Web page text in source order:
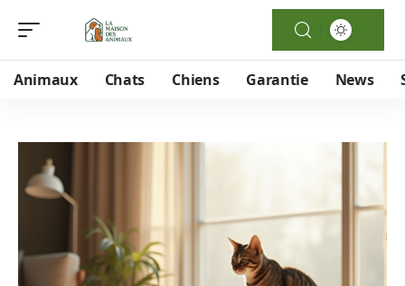
Animaux Chats Chiens Garantie News